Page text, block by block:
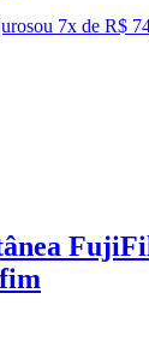
ou 7x de R$